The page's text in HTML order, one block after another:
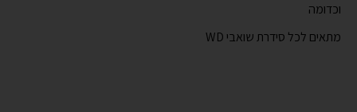
וכדומה
מתאים לכל סידרת שואבי WD